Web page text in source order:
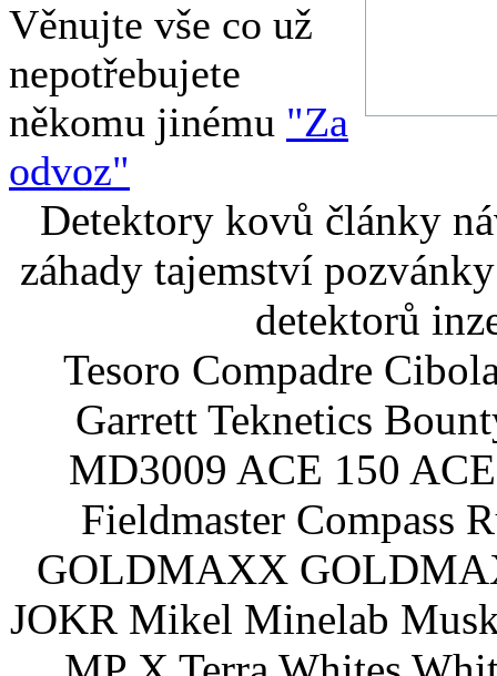
Věnujte vše co už
nepotřebujete
někomu jinému "Za
odvoz"
Detektory kovů články
záhady tajemství
detektorů
Tesoro Compadre
Garrett Teknetics
MD3009 ACE 150
Fieldmaster Compass
GOLDMAXX
JOKR Mikel Minelab